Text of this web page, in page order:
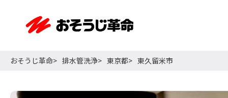
おそうじ革命 排水管洗浄 東京都 東久留米市